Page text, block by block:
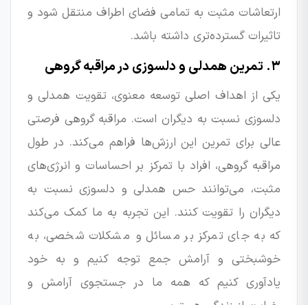
ارتعاشات مثبت به تمامی فضای اطراف منتقل شود و
تاثیرات گسترده‌تری داشته باشد.
۳. تمرین همدلی و دلسوزی در مراقبه گروهی
یکی از اهداف اصلی توسعه معنوی، تقویت همدلی و
دلسوزی نسبت به دیگران است. مراقبه گروهی فرصتی
عالی برای تمرین این ارزش‌ها فراهم می‌کند. در طول
مراقبه گروهی، افراد با تمرکز بر احساسات و انرژی‌های
مثبت، می‌توانند حس همدلی و دلسوزی نسبت به
دیگران را تقویت کنند. این تجربه به ما کمک می‌کند
که به جای تمرکز بر مسائل و مشکلات شخصی، به
خوشبختی و آرامش جمع توجه کنیم و به خود
یادآوری کنیم که همه ما در جستجوی آرامش و